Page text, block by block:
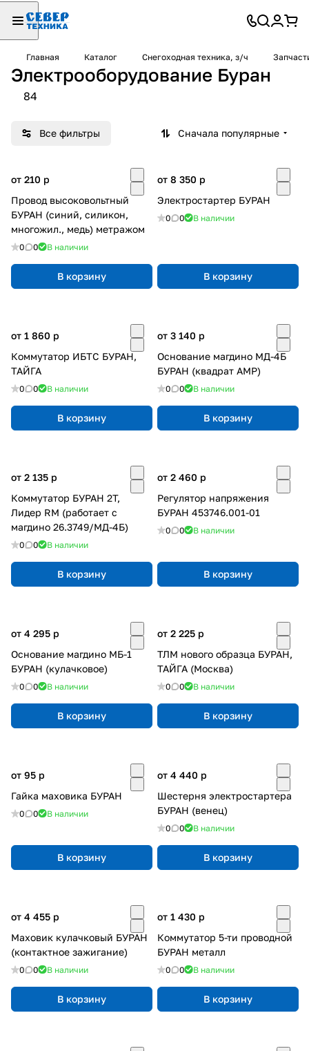
Главная Каталог Снегоходная техника, з/ч
Электрооборудование Буран
84
Все фильтры Сначала популярные
от 210 p
Провод высоковольтный
БУРАН (синий, силикон,
многожил., медь) метражом
0 0 В наличии
В корзину
от 8 350 p
Электростартер БУРАН
0 0 В наличии
В корзину
от 1 860 p
Коммутатор ИБТС БУРАН,
ТАЙГА
0 0 В наличии
В корзину
от 3 140 p
Основание магдино МД-4Б
БУРАН (квадрат АМР)
0 0 В наличии
В корзину
от 2 135 p
Коммутатор БУРАН 2Т,
Лидер RM (работает с
магдино 26.3749/МД-4Б)
0 0 В наличии
В корзину
от 2 460 p
Регулятор напряжения
БУРАН 453746.001-01
0 0 В наличии
В корзину
от 4 295 p
Основание магдино МБ-1
БУРАН (кулачковое)
0 0 В наличии
В корзину
от 2 225 p
ТЛМ нового образца БУРАН,
ТАЙГА (Москва)
0 0 В наличии
В корзину
от 95 p
Гайка маховика БУРАН
0 0 В наличии
В корзину
от 4 440 p
Шестерня электростартера
БУРАН (венец)
0 0 В наличии
В корзину
от 4 455 p
Маховик кулачковый БУРАН
(контактное зажигание)
0 0 В наличии
В корзину
от 1 430 p
Коммутатор 5-ти проводной
БУРАН металл
0 0 В наличии
В корзину